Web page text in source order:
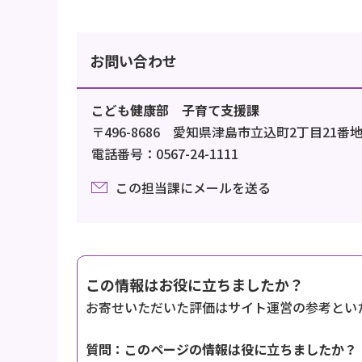
お問い合わせ
こども健康部 子育て支援課
〒496-8686 愛知県津島市立込町2丁目21番地
電話番号：0567-24-1111
この担当課にメールを送る
この情報はお役に立ちましたか？
お寄せいただいた評価はサイト運営の参考とい
質問：このページの情報は役に立ちましたか？